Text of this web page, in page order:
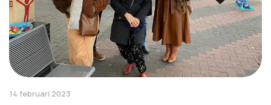
14 februari 2023